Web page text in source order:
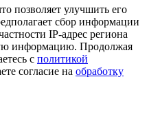
позволяет улучшить его
сбор информации
IP-адрес региона
информацию. Продолжая
с политикой
согласие на обработку